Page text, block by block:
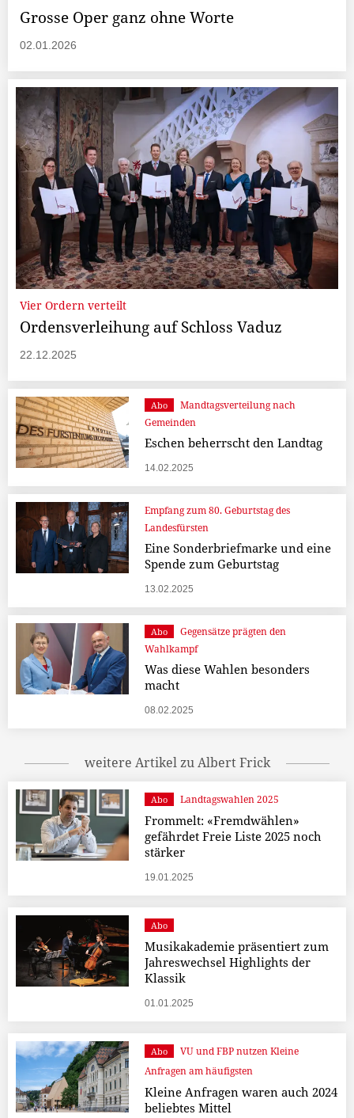
Grosse Oper ganz ohne Worte
02.01.2026
Vier Ordern verteilt
Ordensverleihung auf Schloss Vaduz
22.12.2025
Abo
Mandtagsverteilung nach
Gemeinden
Eschen beherrscht den Landtag
14.02.2025
Empfang zum 80. Geburtstag des
Landesfürsten
Eine Sonderbriefmarke und eine
Spende zum Geburtstag
13.02.2025
Abo
Gegensätze prägten den
Wahlkampf
Was diese Wahlen besonders
macht
08.02.2025
weitere Artikel zu Albert Frick
Abo Landtagswahlen 2025
Frommelt: «Fremdwählen»
gefährdet Freie Liste 2025 noch
stärker
19.01.2025
Abo
Musikakademie präsentiert zum
Jahreswechsel Highlights der
Klassik
01.01.2025
Abo
VU und FBP nutzen Kleine
Anfragen am häufigsten
Kleine Anfragen waren auch 2024
beliebtes Mittel